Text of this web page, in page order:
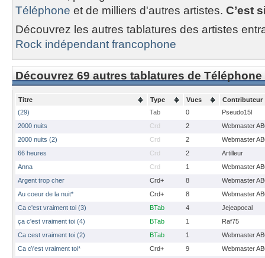
Téléphone et de milliers d'autres artistes. C’est
Découvrez les autres tablatures des artistes
Rock indépendant francophone
Découvrez 69 autres tablatures de Téléphone
Titre Type Vues
Contributeur
(29)
Tab 0
Pseudo15l
2000 nuits
Crd 2
Webmaster
2000 nuits (2)
Crd 2
Webmaster
66 heures
Crd 2
Artilleur
Anna
Crd 1
Webmaster
Argent trop cher
Crd+ 8
Webmaster
Au coeur de la nuit*
Crd+ 8
Webmaster
Ca c'est vraiment toi (3)
BTab 4
Jejeapocal
ça c'est vraiment toi (4)
BTab 1
Raf75
Ca cest vraiment toi (2)
BTab 1
Webmaster
Ca c\'est vraiment toi*
Crd+ 9
Webmaster